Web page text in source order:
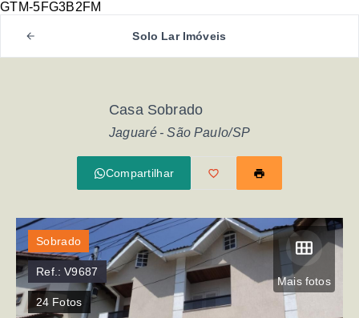
GTM-5FG3B2FM
Solo Lar Imóveis
Casa Sobrado
Jaguaré - São Paulo/SP
Compartilhar
Mais fotos
Sobrado
Ref.:V9687
24 Fotos